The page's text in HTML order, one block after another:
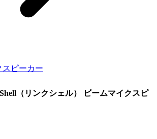
スピーカー
（リンクシェル） ビームマイクスピ